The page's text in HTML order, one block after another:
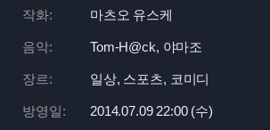
작화: 마츠오 유스케
음악: Tom-H@ck, 야마조
장르: 일상, 스포츠, 코미디
방영일: 2014.07.09 22:00 (수)